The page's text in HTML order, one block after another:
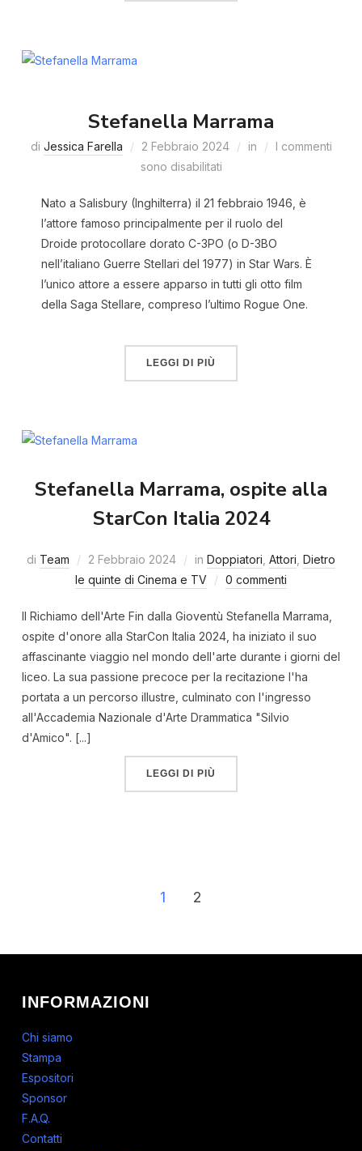
Stefanella Marrama
di Jessica Farella 2 Febbraio 2024 in
I commenti
sono disabilitati
Nato a Salisbury (Inghilterra) il 21 febbraio 1946, è
l’attore famoso principalmente per il ruolo del
Droide protocollare dorato C-3PO (o D-3BO
nell’italiano Guerre Stellari del 1977) in Star Wars. È
l’unico attore a essere apparso in tutti gli otto film
della Saga Stellare, compreso l’ultimo Rogue One.
LEGGI DI PIÙ
Stefanella Marrama, ospite alla
StarCon Italia 2024
di Team 2 Febbraio 2024 in Doppiatori Attori Dietro
le quinte di Cinema e TV
0 commenti
Il Richiamo dell'Arte Fin dalla Gioventù Stefanella Marrama,
ospite d'onore alla StarCon Italia 2024, ha iniziato il suo
affascinante viaggio nel mondo dell'arte durante i giorni del
liceo. La sua passione precoce per la recitazione l'ha
portata a un percorso illustre, culminato con l'ingresso
all'Accademia Nazionale d'Arte Drammatica "Silvio
d'Amico". [...]
LEGGI DI PIÙ
1 2
INFORMAZIONI
Chi siamo
Stampa
Espositori
Sponsor
F.A.Q.
Contatti